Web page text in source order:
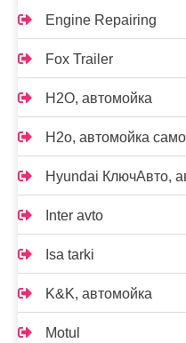
Engine Repairing
Fox Trailer
H2O, автомойка
H2o, автомойка
Hyundai КлючАвто,
Inter avto
Isa tarki
K&K, автомойка
Motul